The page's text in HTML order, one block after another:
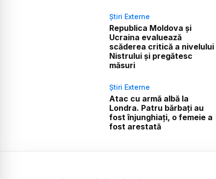
Știri Externe
Republica Moldova și
Ucraina evaluează
scăderea critică a nivelului
Nistrului și pregătesc
măsuri
Știri Externe
Atac cu armă albă la
Londra. Patru bărbați au
fost înjunghiați, o femeie a
fost arestată